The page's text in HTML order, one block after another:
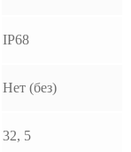
IP68
Нет (без)
32, 5